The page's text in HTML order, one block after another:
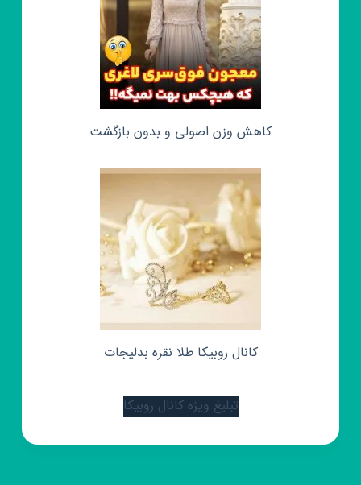
کاهش وزن اصولی و بدون بازگشت
کانال روبیکا طلا نقره بدلیجات
تبلیغ ویژه کانال روبیکا